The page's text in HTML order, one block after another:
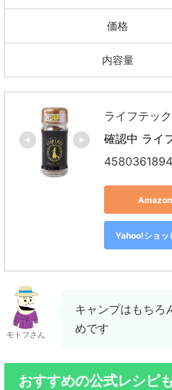
価格
内容量
ライフテック
確認中 ライ
Yahoo!ショッ
モトフさん
キャンプはもちろ
めです
おすすめの公式レシピも